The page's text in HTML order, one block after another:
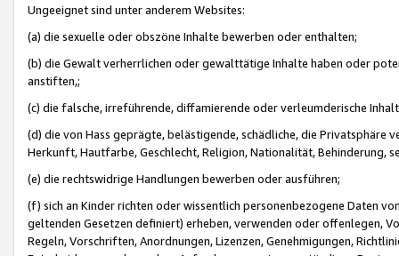
Ungeeignet sind unter anderem Websites:
(a) die sexuelle oder obszöne Inhalte bewerben oder enthalten;
(b) die Gewalt verherrlichen oder gewalttätige Inhalte haben oder
anstiften,;
(c) die falsche, irreführende, diffamierende oder verleumderische
(d) die von Hass geprägte, belästigende, schädliche, die Privatsphäre
Herkunft, Hautfarbe, Geschlecht, Religion, Nationalität, Behinderung,
(e) die rechtswidrige Handlungen bewerben oder ausführen;
(f) sich an Kinder richten oder wissentlich personenbezogene Daten
geltenden Gesetzen definiert) erheben, verwenden oder offenlegen,
Regeln, Vorschriften, Anordnungen, Lizenzen, Genehmigungen,